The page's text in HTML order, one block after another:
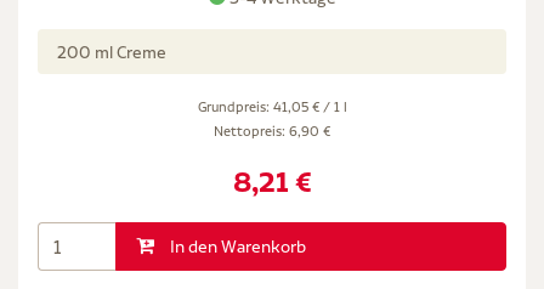
200 ml Creme
Grundpreis: 41,05 € / 1 l
Nettopreis: 6,90 €
8,21 €
In den Warenkorb